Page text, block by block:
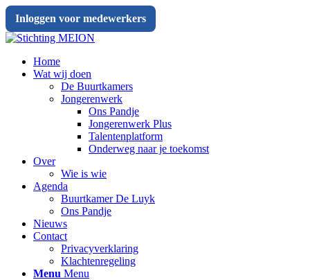
Inloggen voor medewerkers
Home
Wat wij doen
De Buurtkamers
Jongerenwerk
Ons Pandje
Jongerenwerk Plus
Talentenplatform
Onderweg naar je toekomst
Over
Wie is wie
Agenda
Buurtkamer De Luyk
Ons Pandje
Nieuws
Contact
Privacyverklaring
Klachtenregeling
Menu Menu